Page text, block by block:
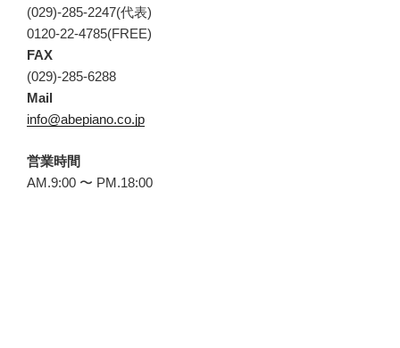
(029)-285-2247(代表)
0120-22-4785(FREE)
FAX
(029)-285-6288
Mail
info@abepiano.co.jp
営業時間
AM.9:00 〜 PM.18:00